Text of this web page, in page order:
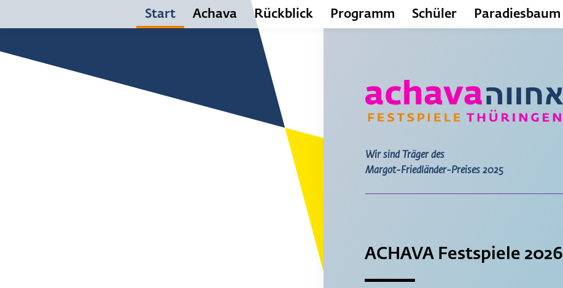
Start Achava Rückblick Programm Schüler Paradiesbaum
Wir sind Träger des
Margot-Friedländer-Preises 2025
ACHAVA Festspiele 2026